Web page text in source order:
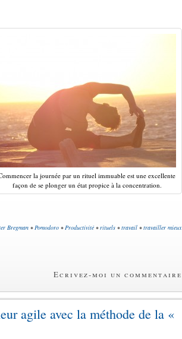
la journée par un rituel immuable est une excellente
façon de se plonger un état propice à la concentration.
Bregman •Pomodoro •Productivité •rituels •travail •travailler mieux
Ecrivez-moi un commentaire
agile avec la méthode de la «